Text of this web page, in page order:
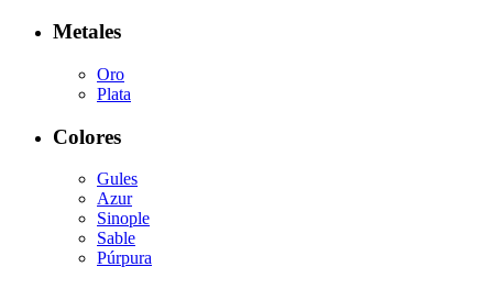
Metales
Oro
Plata
Colores
Gules
Azur
Sinople
Sable
Púrpura